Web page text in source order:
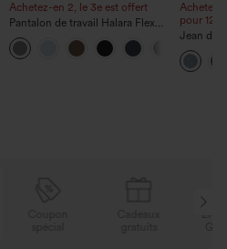
Achetez-en 2, le 3e est offert
Pantalon de travail Halara Flex™
DayStretch à taille haute, avec
poches et coupe droite
Achetez-
pour
Jean
à
poches